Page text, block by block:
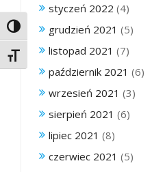
Toggle High Contrast
Toggle Font size
styczeń 2022 (4)
grudzień 2021 (5)
listopad 2021 (7)
październik 2021 (6)
wrzesień 2021 (3)
sierpień 2021 (6)
lipiec 2021 (8)
czerwiec 2021 (5)